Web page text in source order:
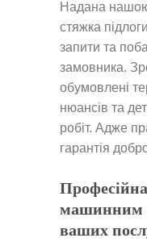
Надана
стяжка
запити та
замовника.
обумовлені
нюансів та
робіт. Адже
гарантія
машинним
ваших